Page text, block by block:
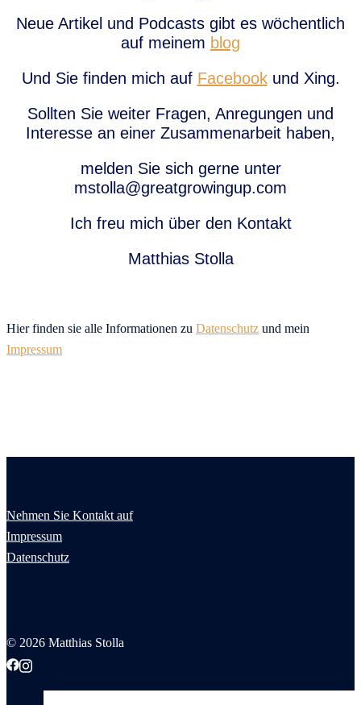
Neue Artikel und Podcasts gibt es wöchentlich
auf meinem blog
Und Sie finden mich auf Facebookund Xing.
Sollten Sie weiter Fragen, Anregungen und
Interesse an einer Zusammenarbeit haben,
melden Sie sich gerne unter
mstolla@greatgrowingup.com
Ich freu mich über den Kontakt
Matthias Stolla
Hier finden sie alle Informationen zu Datenschutz und mein
Impressum
Nehmen Sie Kontakt auf
Impressum
Datenschutz
© 2026 Matthias Stolla